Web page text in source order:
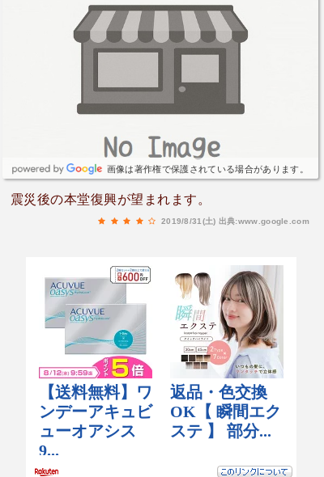
画像は著作権で保護されている場合があります。
震災後の本堂復興が望まれます。
2019/8/31(土) 出典:www.google.com